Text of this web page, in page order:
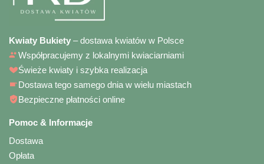
Kwiaty Bukiety – dostawa kwiatów w Polsce
Współpracujemy z lokalnymi kwiaciarniami
Świeże kwiaty i szybka realizacja
Dostawa tego samego dnia w wielu miastach
Bezpieczne płatności online
Pomoc & Informacje
Dostawa
Opłata